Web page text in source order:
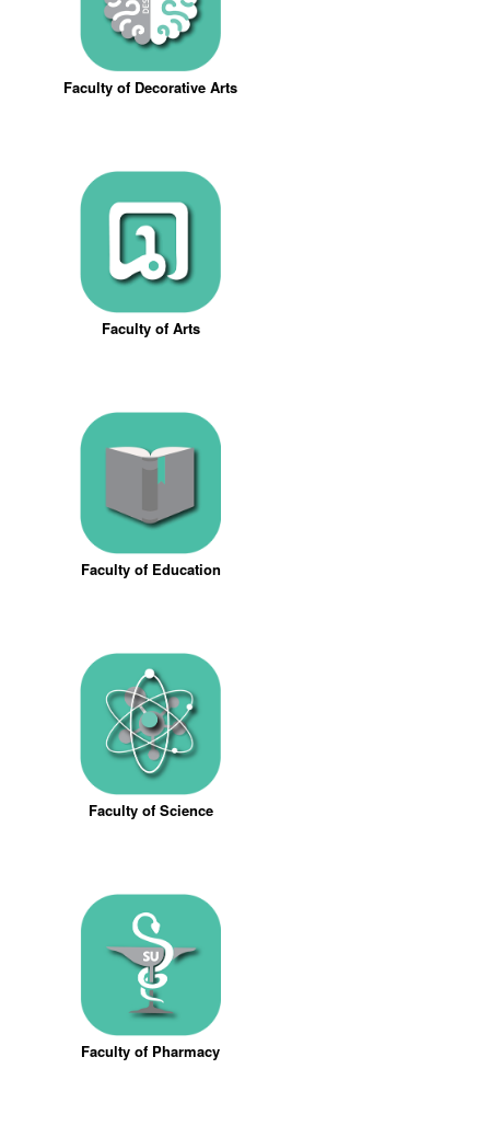
Faculty of Decorative Arts
Faculty of Arts
Faculty of Education
Faculty of Science
Faculty of Pharmacy